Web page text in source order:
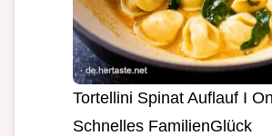
Tortellini Spinat Auflauf I
Schnelles FamilienGlück